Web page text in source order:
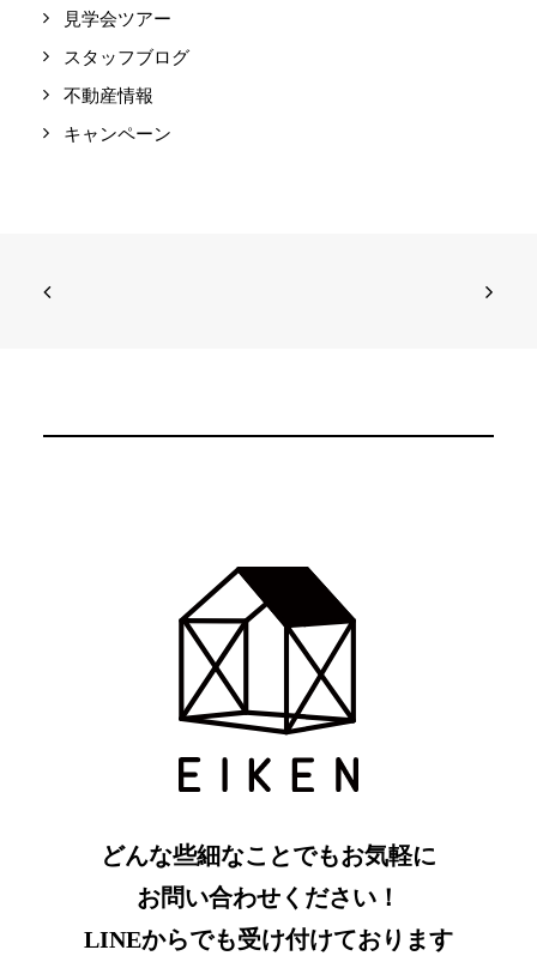
見学会ツアー
スタッフブログ
不動産情報
キャンペーン
どんな些細なことでもお気軽に
お問い合わせください！
LINEからでも受け付けております